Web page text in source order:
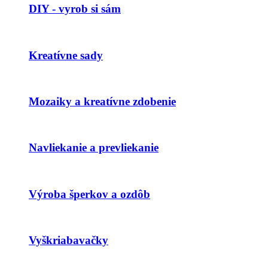
DIY - vyrob si sám
Kreatívne sady
Mozaiky a kreatívne zdobenie
Navliekanie a prevliekanie
Výroba šperkov a ozdôb
Vyškriabavačky